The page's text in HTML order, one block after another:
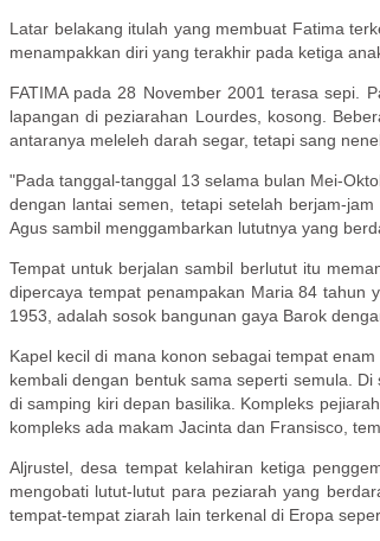
Latar belakang itulah yang membuat Fatima
menampakkan diri yang terakhir pada ketiga
FATIMA pada 28 November 2001 terasa sepi.
lapangan di peziarahan Lourdes, kosong.
antaranya meleleh darah segar, tetapi sang
"Pada tanggal-tanggal 13 selama bulan Mei-
dengan lantai semen, tetapi setelah berjam-
Agus sambil menggambarkan lututnya yang
Tempat untuk berjalan sambil berlutut itu
dipercaya tempat penampakan Maria 84 tahun
1953, adalah sosok bangunan gaya Barok
Kapel kecil di mana konon sebagai tempat
kembali dengan bentuk sama seperti semula.
di samping kiri depan basilika. Kompleks
kompleks ada makam Jacinta dan Fransisco,
Aljrustel, desa tempat kelahiran ketiga
mengobati lutut-lutut para peziarah yang
tempat-tempat ziarah lain terkenal di Eropa